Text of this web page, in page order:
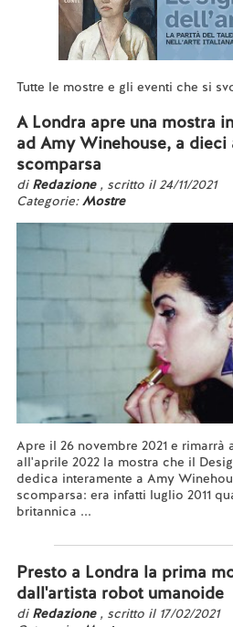
Tutte le mostre e gli eventi che si
A Londra apre una mostra
ad Amy Winehouse, a dieci
scomparsa
di Redazione , scritto il 24/11/2021
Categorie:Mostre
Apre il 26 novembre 2021 e
all'aprile 2022 la mostra che il
dedica interamente a Amy
scomparsa: era infatti luglio 2011
britannica ...
Presto a Londra la prima
dall'artista robot umanoide
di Redazione , scritto il 17/02/2021